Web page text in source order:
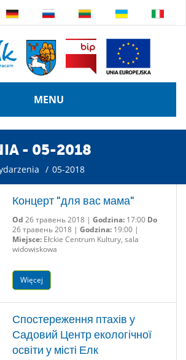
MENU
- 05-2018
/ 05-2018
Концерт "для вас мама"
Od 26 травень 2018 | Godzina:17:00 Do
26 травень 2018 | Godzina:19:00 |
Miejsce:Ełckie Centrum Kultury, sala
widowiskowa
Więcej
Спостереження птахів у
Садовий Центр екологічної
освіти у місті Елк